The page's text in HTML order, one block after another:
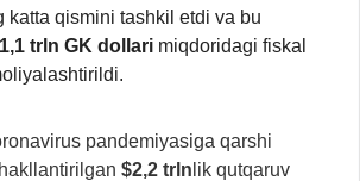
katta qismini tashkil etdi va bu
1,1 trln GK dollari miqdoridagi fiskal
pandemiyasiga qarshi
$2,2 trln lik qutqaruv